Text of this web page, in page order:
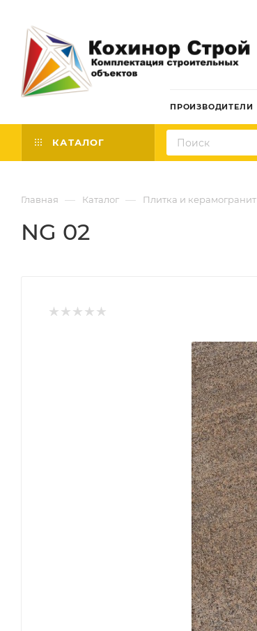
ПРОИЗВОДИТЕЛИ
КАТАЛОГ
Главная — Каталог — Плитка и керамогранит
NG 02